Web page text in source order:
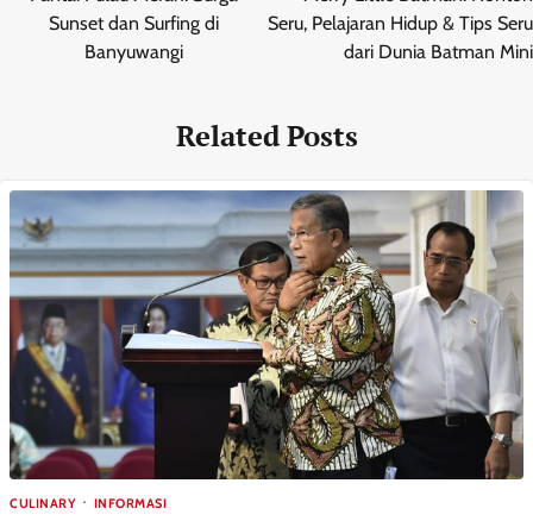
Sunset dan Surfing di
Banyuwangi
Seru, Pelajaran Hidup & Tips Seru
dari Dunia Batman Mini
Related Posts
CULINARY INFORMASI